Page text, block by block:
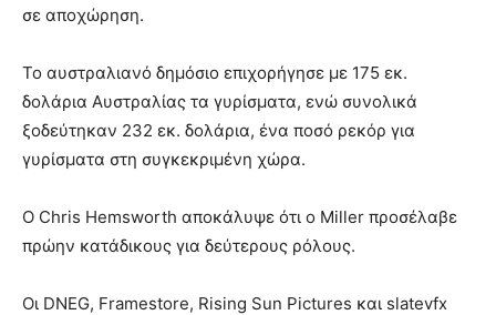
σε αποχώρηση.
Το αυστραλιανό δημόσιο επιχορήγησε με 175 εκ.
δολάρια Αυστραλίας τα γυρίσματα, ενώ συνολικά
ξοδεύτηκαν 232 εκ. δολάρια, ένα ποσό ρεκόρ για
γυρίσματα στη συγκεκριμένη χώρα.
Ο Chris Hemsworth αποκάλυψε ότι ο Miller προσέλαβε
πρώην κατάδικους για δεύτερους ρόλους.
Οι DNEG, Framestore, Rising Sun Pictures και slatevfx